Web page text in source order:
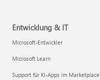
Entwicklung & IT
Microsoft-Entwickler
Microsoft Learn
Support für KI-Apps im Marketplace